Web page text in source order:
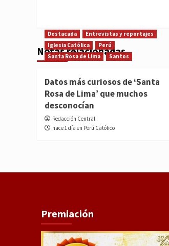
Notas relacionadas
Destacada
Entrevistas y reportajes
Iglesia Católica
Perú
Santa Rosa de Lima
Santos
Datos más curiosos de ‘Santa
Rosa de Lima’ que muchos
desconocían
Redacción Central
hace 1 día en Perú Católico
Premiación